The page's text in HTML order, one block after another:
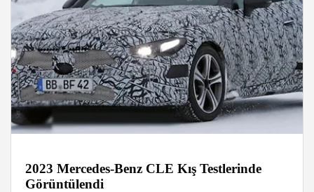
2023 Mercedes-Benz CLE Kış Testlerinde
Görüntülendi